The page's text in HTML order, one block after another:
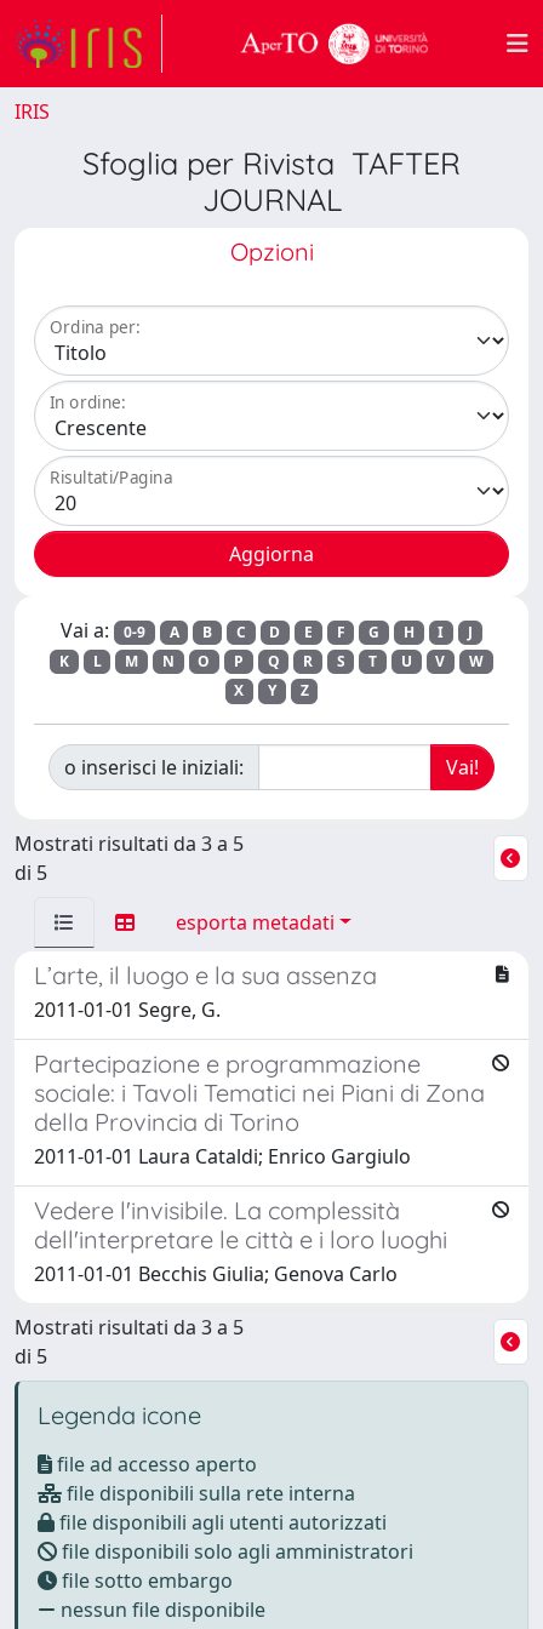
IRIS
Sfoglia per Rivista TAFTER
JOURNAL
Opzioni
Ordina per:
In ordine:
Risultati/Pagina
Vai a: 0-9 A B C D E F G H I
J
K
L M N O P Q R S T U V
W
X
Y Z
o inserisci le iniziali:
Mostrati risultati da 3 a 5
di 5
esporta metadati
L’arte, il luogo e la sua assenza
2011-01-01 Segre, G.
Partecipazione e programmazione
sociale: i Tavoli Tematici nei Piani di Zona
della Provincia di Torino
2011-01-01 Laura Cataldi; Enrico Gargiulo
Vedere l'invisibile. La complessità
dell'interpretare le città e i loro luoghi
2011-01-01 Becchis Giulia; Genova Carlo
Mostrati risultati da 3 a 5
di 5
Legenda icone
file ad accesso aperto
file disponibili sulla rete interna
file disponibili agli utenti autorizzati
file disponibili solo agli amministratori
file sotto embargo
nessun file disponibile